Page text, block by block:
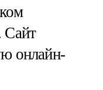
Сайт
онлайн-